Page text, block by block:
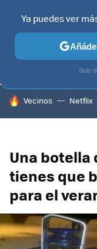
TELEVISORES
HOY SE HABLA DE
Vecinos Netflix
Una botella
tienes que
para el
Ya puedes ver
Solo